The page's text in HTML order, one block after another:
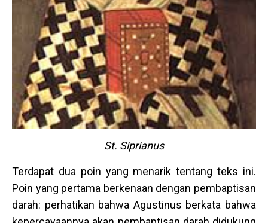
St. Siprianus
Terdapat dua poin yang menarik tentang teks ini.
Poin yang pertama berkenaan dengan pembaptisan
darah: perhatikan bahwa Agustinus berkata bahwa